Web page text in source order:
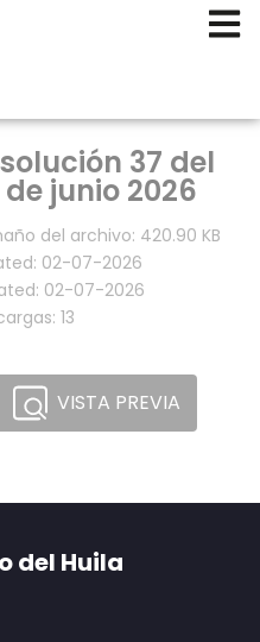
37 del
de junio 2026
del archivo: 420.90 KB
02-07-2026
02-07-2026
13
VISTA PREVIA
del Huila